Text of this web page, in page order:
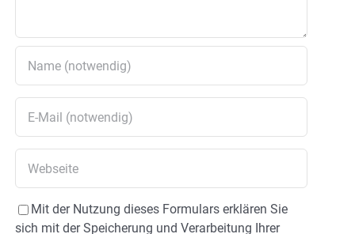
Mit der Nutzung dieses Formulars erklären Sie
sich mit der Speicherung und Verarbeitung Ihrer